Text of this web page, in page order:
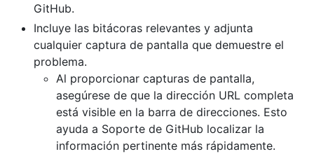
GitHub.
Incluye las bitácoras relevantes y adjunta
cualquier captura de pantalla que demuestre el
problema.
Al proporcionar capturas de pantalla,
asegúrese de que la dirección URL completa
está visible en la barra de direcciones. Esto
ayuda a Soporte de GitHub localizar la
información pertinente más rápidamente.